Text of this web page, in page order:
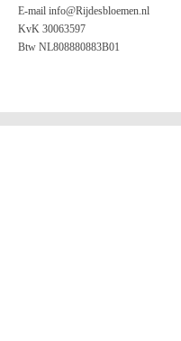
E-mail info@Rijdesbloemen.nl
KvK 30063597
Btw NL808880883B01